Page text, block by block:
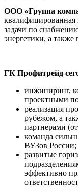
ООО «Группа
задачи по
энергетики, а
ГК Профитрейд
инжиниринг,
проектными
реализация
рубежом, а
партнерами
команда
ВУЗов России;
развитые
эффективно